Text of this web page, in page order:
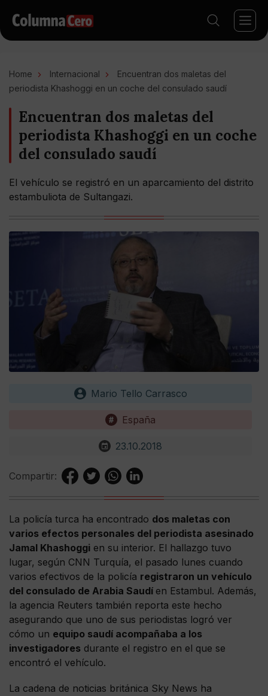
Home Internacional
Encuentran dos maletas del
periodista Khashoggi en un coche del consulado saudí
Encuentran dos maletas del
periodista Khashoggi en un coche
del consulado saudí
El vehículo se registró en un aparcamiento del distrito
estambuliota de Sultangazi.
Mario Tello Carrasco
España
23.10.2018
Compartir:
La policía turca ha encontrado dos maletas con
varios efectos personales del periodista asesinado
Jamal Khashoggi en su interior. El hallazgo tuvo
lugar, según CNN Turquía, el pasado lunes cuando
varios efectivos de la policía registraron un vehículo
del consulado de Arabia Saudí en Estambul. Además,
la agencia Reuters también reporta este hecho
asegurando que uno de sus periodistas logró ver
cómo un equipo saudí acompañaba a los
investigadores durante el registro en el que se
encontró el vehículo.
La cadena de noticias británica Sky News ha